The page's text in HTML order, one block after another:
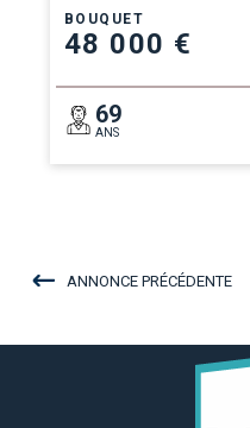
BOUQUET
48 000 €
69
ANS
ANNONCE PRÉCÉDENTE